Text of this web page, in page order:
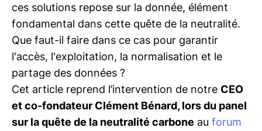
ces solutions repose sur la donnée, élément
fondamental dans cette quête de la neutralité.
Que faut-il faire dans ce cas pour garantir
l'accès, l'exploitation, la normalisation et le
partage des données ?
Cet article reprend l’intervention de notre CEO
et co-fondateur Clément Bénard, lors du panel
sur la quête de la neutralité carbone au forum